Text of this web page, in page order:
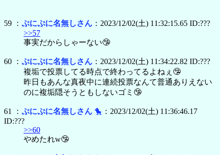
59 ： ぷにぷに名無しさん ：2023/12/02(土) 11:32:15.65 ID:???
>>57
事実だからしゃーない🤥
60 ： ぷにぷに名無しさん ：2023/12/02(土) 11:34:22.82 ID:???
複垢で投票してる時点で終わってるよねぇ🤥
昨日もあんな真夜中に連続投票なんて普通ありえない
のに複垢隠そうともしないゴミ🤥
61 ： ぷにぷに名無しさん 🐤 ：2023/12/02(土) 11:36:46.17
ID:???
>>60
やめたれw🤥